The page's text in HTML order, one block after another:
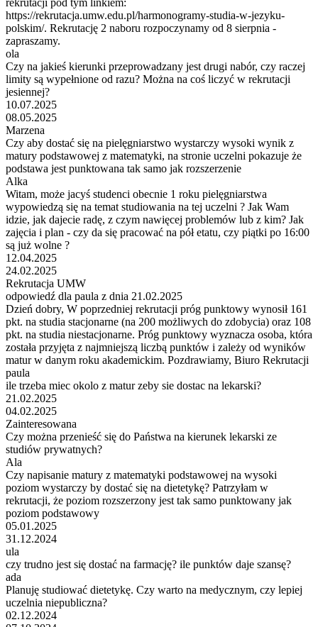
https://rekrutacja.umw.edu.pl/harmonogramy-studia-w-jezyku-
polskim/. Rekrutację 2 naboru rozpoczynamy od 8 sierpnia -
zapraszamy.
ola
Czy na jakieś kierunki przeprowadzany jest drugi nabór, czy raczej
limity są wypełnione od razu? Można na coś liczyć w rekrutacji
jesiennej?
10.07.2025
08.05.2025
Marzena
Czy aby dostać się na pielęgniarstwo wystarczy wysoki wynik z
matury podstawowej z matematyki, na stronie uczelni pokazuje że
podstawa jest punktowana tak samo jak rozszerzenie
Alka
Witam, może jacyś studenci obecnie 1 roku pielęgniarstwa
wypowiedzą się na temat studiowania na tej uczelni ? Jak Wam
idzie, jak dajecie radę, z czym nawięcej problemów lub z kim? Jak
zajęcia i plan - czy da się pracować na pół etatu, czy piątki po 16:00
są już wolne ?
12.04.2025
24.02.2025
Rekrutacja UMW
odpowiedź dla paula z dnia 21.02.2025
Dzień dobry, W poprzedniej rekrutacji próg punktowy wynosił 161
pkt. na studia stacjonarne (na 200 możliwych do zdobycia) oraz 108
pkt. na studia niestacjonarne. Próg punktowy wyznacza osoba, która
została przyjęta z najmniejszą liczbą punktów i zależy od wyników
matur w danym roku akademickim. Pozdrawiamy, Biuro Rekrutacji
paula
ile trzeba miec okolo z matur zeby sie dostac na lekarski?
21.02.2025
04.02.2025
Zainteresowana
Czy można przenieść się do Państwa na kierunek lekarski ze
studiów prywatnych?
Ala
Czy napisanie matury z matematyki podstawowej na wysoki
poziom wystarczy by dostać się na dietetykę? Patrzyłam w
rekrutacji, że poziom rozszerzony jest tak samo punktowany jak
poziom podstawowy
05.01.2025
31.12.2024
ula
czy trudno jest się dostać na farmację? ile punktów daje szansę?
ada
Planuję studiować dietetykę. Czy warto na medycznym, czy lepiej
uczelnia niepubliczna?
02.12.2024